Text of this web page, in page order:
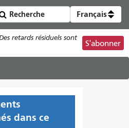
Français
retards résiduels sont
S'abonner
dans ce